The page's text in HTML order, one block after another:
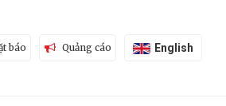
báo Quảng cáo English